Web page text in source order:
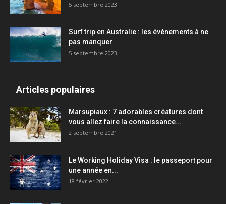
5 septembre 2023
Surf trip en Australie : les événements à ne
pas manquer
5 septembre 2023
Articles populaires
Marsupiaux : 7 adorables créatures dont
vous allez faire la connaissance...
2 septembre 2021
Le Working Holiday Visa : le passeport pour
une année en...
18 février 2022